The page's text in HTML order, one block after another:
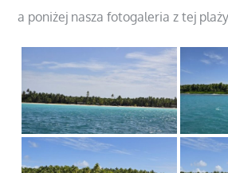
a poniżej nasza fotogaleria z tej plaży